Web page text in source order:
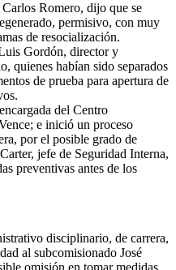
Romero, dijo que se
permisivo, con muy
de resocialización.
Gordón, director y
quienes habían sido separados
de prueba para apertura de
del Centro
e inició un proceso
por el posible grado de
jefe de Seguridad Interna,
preventivas antes de los
disciplinario, de carrera,
al subcomisionado José